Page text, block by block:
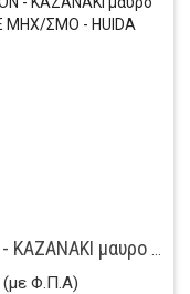
(με Φ.Π.Α)